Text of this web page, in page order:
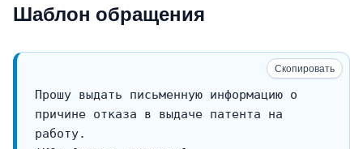
Шаблон обращения
Скопировать
Прошу выдать письменную информацию о
причине отказа в выдаче патента на